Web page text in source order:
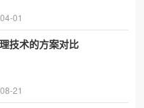
01
技术的方案对比
21